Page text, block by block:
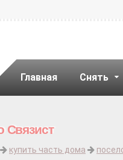
Главная Снять
Связист
купить часть дома